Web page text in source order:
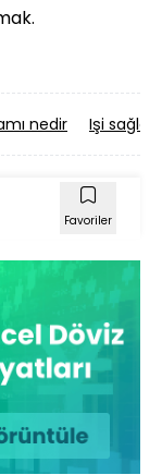
nedir Işi
Favoriler